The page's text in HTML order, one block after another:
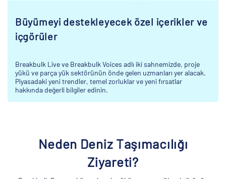
Büyümeyi destekleyecek özel içerikler ve
içgörüler
Breakbulk Live ve Breakbulk Voices adlı iki sahnemizde, proje
yükü ve parça yük sektörünün önde gelen uzmanları yer alacak.
Piyasadaki yeni trendler, temel zorluklar ve yeni fırsatlar
hakkında değerli bilgiler edinin.
Nakliye acenteleri neden
katılıyor?
Neden Deniz Taşımacılığı
Ziyareti?
Limanlar ve Terminaller neden
katılıyor?